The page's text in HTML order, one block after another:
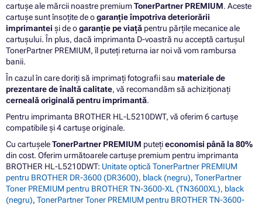
cartușe ale mărcii noastre premiumTonerPartner PREMIUM. Aceste
cartușe sunt însoțite de ogaranție împotriva deteriorării
imprimantei și de ogaranție pe viață pentru părțile mecanice ale
cartușului. În plus, dacă imprimanta D-voastră nu acceptă cartușul
TonerPartner PREMIUM, îl puteți returna iar noi vă vom rambursa
banii.
În cazul în care doriți să imprimați fotografii sau materiale de
prezentare de înaltă calitate, vă recomandăm să achiziționați
cerneală originală pentru imprimantă.
Pentru imprimanta BROTHER HL-L5210DWT, vă oferim 6 cartușe
compatibile și 4 cartușe originale.
Cu cartușeleTonerPartner PREMIUM putețieconomisi până la 80%
din cost. Oferim următoarele cartușe premium pentru imprimanta
BROTHER HL-L5210DWT: Unitate optică TonerPartner PREMIUM
pentru BROTHER DR-3600 (DR3600), black (negru), TonerPartner
Toner PREMIUM pentru BROTHER TN-3600-XL (TN3600XL), black
(negru), TonerPartner Toner PREMIUM pentru BROTHER TN-3600-